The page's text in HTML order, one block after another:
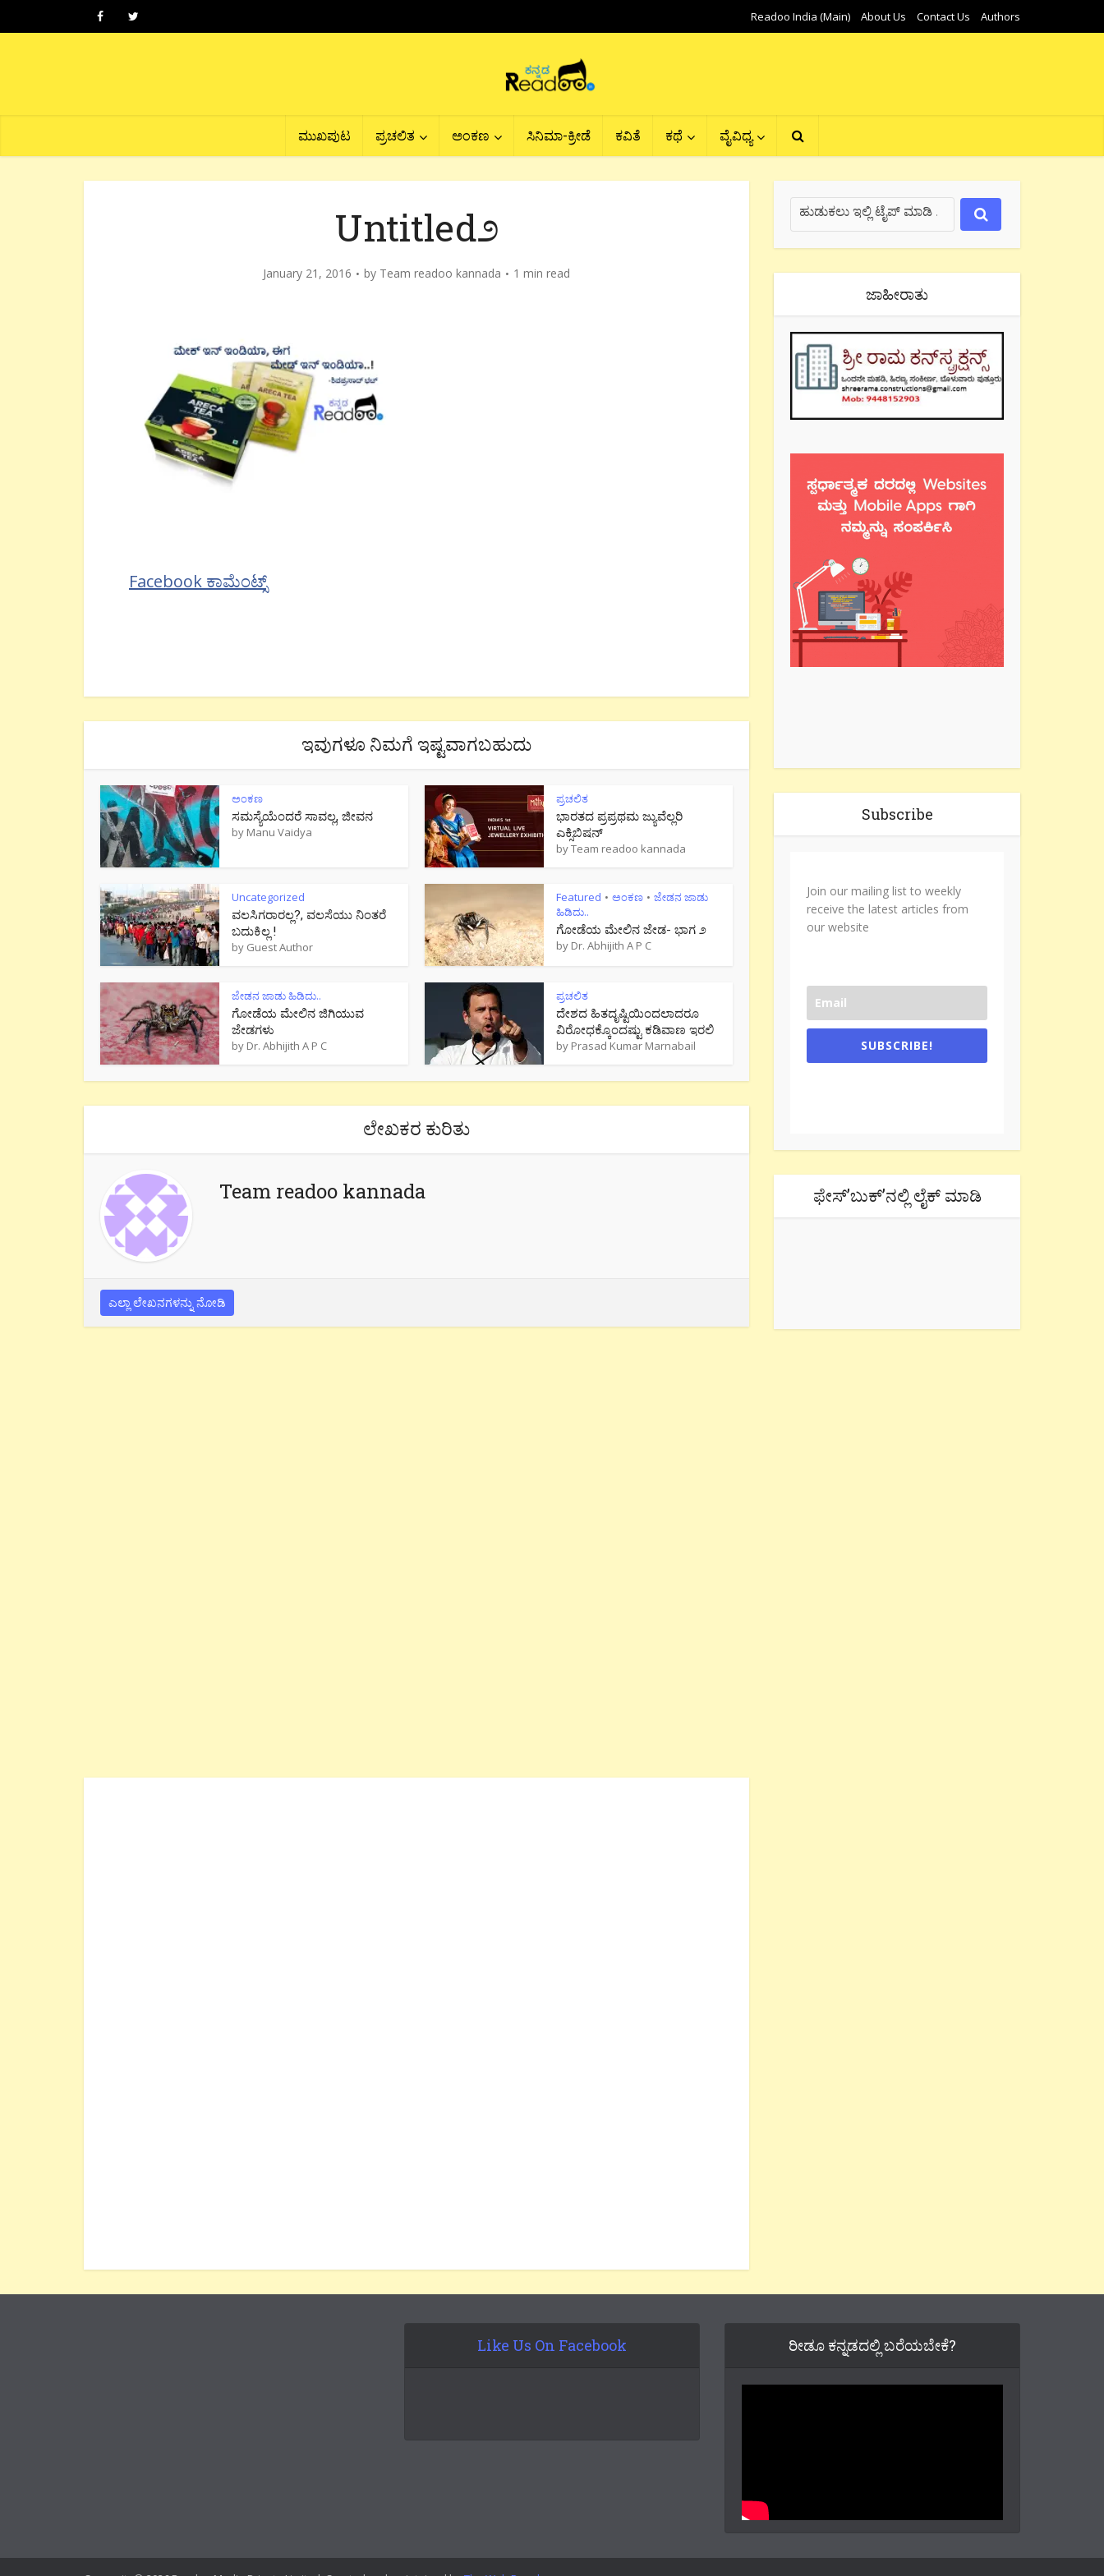
Readoo India (Main) About Us Contact Us Authors
ಮುಖಪುಟ ಪ್ರಚಲಿತ ಅಂಕಣ ಸಿನಿಮಾ-ಕ್ರೀಡೆ ಕವಿತೆ ಕಥೆ ವೈವಿಧ್ಯ
Untitled೨
January 21, 2016 by Team readoo kannada 1 min read
Facebook ಕಾಮೆಂಟ್ಸ್
ಇವುಗಳೂ ನಿಮಗೆ ಇಷ್ಟವಾಗಬಹುದು
ಅಂಕಣ
ಸಮಸ್ಯೆಯೆಂದರೆ ಸಾವಲ್ಲ, ಜೀವನ
by Manu Vaidya
ಪ್ರಚಲಿತ
ಭಾರತದ ಪ್ರಪ್ರಥಮ ಜ್ಯುವೆಲ್ಲರಿ
ಎಕ್ಸಿಬಿಷನ್
byTeam readoo kannada
Uncategorized
ವಲಸಿಗರಾರಲ್ಲ?, ವಲಸೆಯು ನಿಂತರೆ
ಬದುಕಿಲ್ಲ !
by Guest Author
Featured • ಅಂಕಣ • ಜೇಡನ ಜಾಡು
ಹಿಡಿದು..
ಗೋಡೆಯ ಮೇಲಿನ ಜೇಡ- ಭಾಗ ೨
by Dr. Abhijith A P C
ಜೇಡನ ಜಾಡು ಹಿಡಿದು..
ಗೋಡೆಯ ಮೇಲಿನ ಜಿಗಿಯುವ
ಜೇಡಗಳು
by Dr. Abhijith A P C
ಪ್ರಚಲಿತ
ದೇಶದ ಹಿತದೃಷ್ಟಿಯಿಂದಲಾದರೂ
ವಿರೋಧಕ್ಕೊಂದಷ್ಟು ಕಡಿವಾಣ ಇರಲಿ
by Prasad Kumar Marnabail
ಲೇಖಕರ ಕುರಿತು
Team readoo kannada
ಎಲ್ಲಾ ಲೇಖನಗಳನ್ನು ನೋಡಿ
ಜಾಹೀರಾತು
Subscribe
Join our mailing list to weekly
receive the latest articles from
our website
SUBSCRIBE!
ಫೇಸ್’ಬುಕ್’ನಲ್ಲಿ ಲೈಕ್ ಮಾಡಿ
Like Us On Facebook ರೀಡೂ ಕನ್ನಡದಲ್ಲಿ ಬರೆಯಬೇಕೆ?